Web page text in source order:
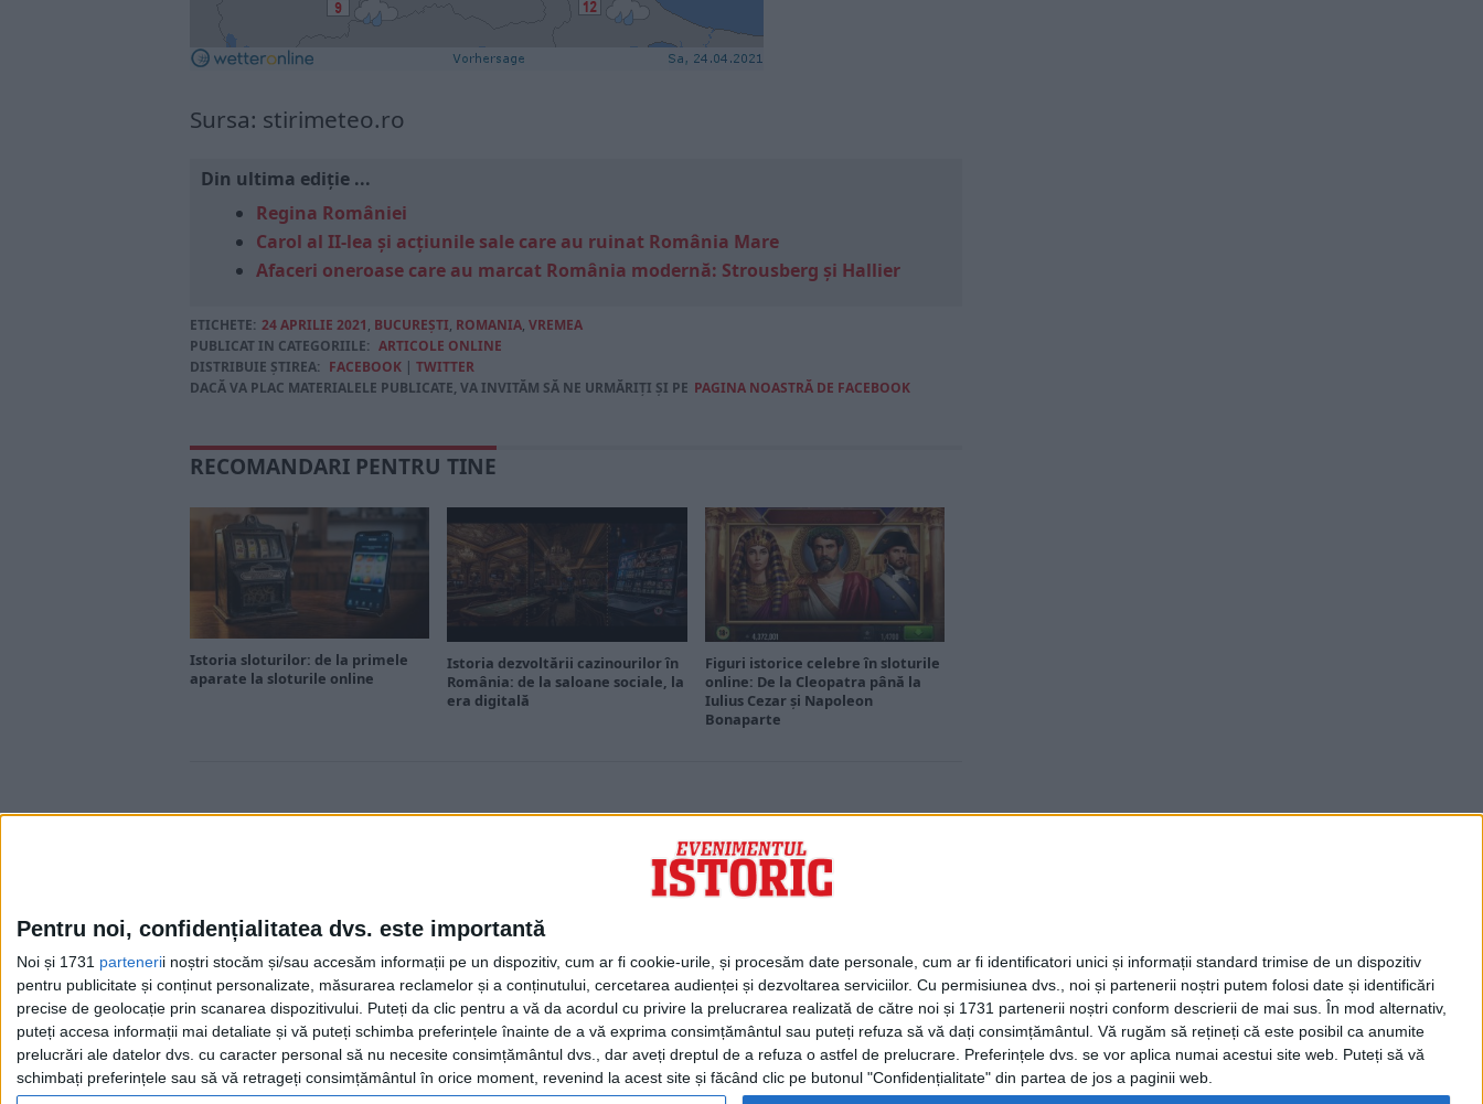
Pentru noi, confidențialitatea dvs. este importantă
Noi și 1731 partenerii noștri stocăm și/sau accesăm informații pe un dispozitiv, cum ar fi cookie-urile, și procesăm date personale, cum ar fi identificatori unici și informații standard trimise de un dispozitiv
pentru publicitate și conținut personalizate, măsurarea reclamelor și a conținutului, cercetarea audienței și dezvoltarea serviciilor. Cu permisiunea dvs., noi și partenerii noștri putem folosi date și identificări
precise de geolocație prin scanarea dispozitivului. Puteți da clic pentru a vă da acordul cu privire la prelucrarea realizată de către noi și 1731 partenerii noștri conform descrierii de mai sus. În mod alternativ,
puteți accesa informații mai detaliate și vă puteți schimba preferințele înainte de a vă exprima consimțământul sau puteți refuza să vă dați consimțământul. Vă rugăm să rețineți că este posibil ca anumite
prelucrări ale datelor dvs. cu caracter personal să nu necesite consimțământul dvs., dar aveți dreptul de a refuza o astfel de prelucrare. Preferințele dvs. se vor aplica numai acestui site web. Puteți să vă
schimbați preferințele sau să vă retrageți consimțământul în orice moment, revenind la acest site și făcând clic pe butonul "Confidențialitate" din partea de jos a paginii web.
Sursa: stirimeteo.ro
Din ultima ediție ...
Regina României
Carol al II-lea și acțiunile sale care au ruinat România Mare
Afaceri oneroase care au marcat România modernă: Strousberg și Hallier
ETICHETE: 24 APRILIE 2021, BUCUREŞTI, ROMANIA, VREMEA
PUBLICAT IN CATEGORIILE: ARTICOLE ONLINE
DISTRIBUIE ȘTIREA: FACEBOOK | TWITTER
DACĂ VA PLAC MATERIALELE PUBLICATE, VA INVITĂM SĂ NE URMĂRIȚI ȘI PE PAGINA NOASTRĂ DE FACEBOOK
RECOMANDARI PENTRU TINE
Istoria sloturilor: de la primele
aparate la sloturile online
Istoria dezvoltării cazinourilor în
România: de la saloane sociale, la
era digitală
Figuri istorice celebre în sloturile
online: De la Cleopatra până la
Iulius Cezar și Napoleon
Bonaparte
Cea mai mare revistă de istorie din Europa!.
Media KIT
Evenimentul Zilei
Doctorul Zilei
Infofinanciar
Infoactual
Editura de carte
EVZ Comunicate
Capital Comunicate
Animal Zoo
Capital Comunicate